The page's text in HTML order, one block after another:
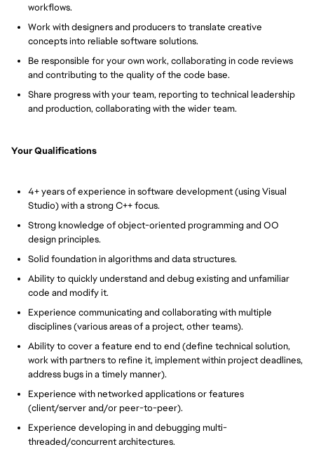
workflows.
Work with designers and producers to translate creative
concepts into reliable software solutions.
Be responsible for your own work, collaborating in code reviews
and contributing to the quality of the code base.
Share progress with your team, reporting to technical leadership
and production, collaborating with the wider team.
Your Qualifications
4+ years of experience in software development (using Visual
Studio) with a strong C++ focus.
Strong knowledge of object-oriented programming and OO
design principles.
Solid foundation in algorithms and data structures.
Ability to quickly understand and debug existing and unfamiliar
code and modify it.
Experience communicating and collaborating with multiple
disciplines (various areas of a project, other teams).
Ability to cover a feature end to end (define technical solution,
work with partners to refine it, implement within project deadlines,
address bugs in a timely manner).
Experience with networked applications or features
(client/server and/or peer-to-peer).
Experience developing in and debugging multi-
threaded/concurrent architectures.